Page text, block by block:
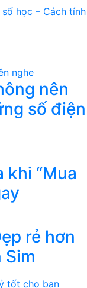
học – Cách tính
nên
số điện
khi “Mua
rẻ hơn
Sim